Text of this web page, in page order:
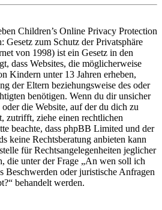
Children’s Online Privacy Protection
Gesetz zum Schutz der Privatsphäre
von 1998) ist ein Gesetz in den
dass Websites, die möglicherweise
Kindern unter 13 Jahren erheben,
der Eltern beziehungsweise des oder
benötigen. Wenn du dir unsicher
die Website, auf der du dich zu
zutrifft, ziehe einen rechtlichen
beachte, dass phpBB Limited und der
keine Rechtsberatung anbieten kann
für Rechtsangelegenheiten jeglicher
die unter der Frage „An wen soll ich
Beschwerden oder juristische Anfragen
behandelt werden.